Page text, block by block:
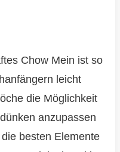
Chow Mein ist so
leicht
die Möglichkeit
anzupassen
besten Elemente